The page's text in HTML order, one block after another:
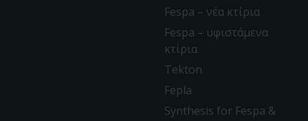
Fespa – νέα κτίρια
Fespa – υφιστάμενα
κτίρια
Tekton
Fepla
Synthesis for Fespa &